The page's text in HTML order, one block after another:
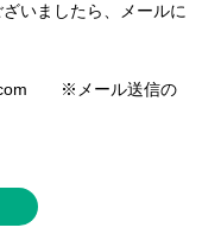
いましたら、メールに
※メール送信の